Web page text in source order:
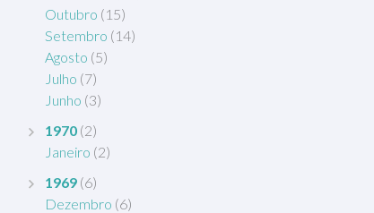
Outubro (15)
Setembro (14)
Agosto (5)
Julho (7)
Junho (3)
1970 (2)
Janeiro (2)
1969 (6)
Dezembro (6)